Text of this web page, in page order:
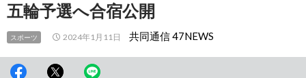
五輪予選へ合宿公開
スポーツ 2024年1月11日 共同通信 47NEWS